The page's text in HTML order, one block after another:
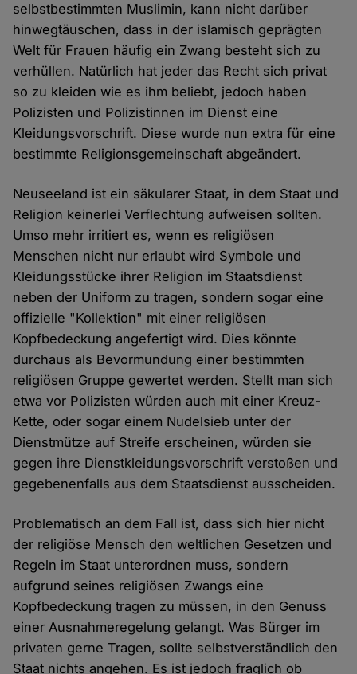
selbstbestimmten Muslimin, kann nicht darüber
hinwegtäuschen, dass in der islamisch geprägten
Welt für Frauen häufig ein Zwang besteht sich zu
verhüllen. Natürlich hat jeder das Recht sich privat
so zu kleiden wie es ihm beliebt, jedoch haben
Polizisten und Polizistinnen im Dienst eine
Kleidungsvorschrift. Diese wurde nun extra für eine
bestimmte Religionsgemeinschaft abgeändert.
Neuseeland ist ein säkularer Staat, in dem Staat und
Religion keinerlei Verflechtung aufweisen sollten.
Umso mehr irritiert es, wenn es religiösen
Menschen nicht nur erlaubt wird Symbole und
Kleidungsstücke ihrer Religion im Staatsdienst
neben der Uniform zu tragen, sondern sogar eine
offizielle "Kollektion" mit einer religiösen
Kopfbedeckung angefertigt wird. Dies könnte
durchaus als Bevormundung einer bestimmten
religiösen Gruppe gewertet werden. Stellt man sich
etwa vor Polizisten würden auch mit einer Kreuz-
Kette, oder sogar einem Nudelsieb unter der
Dienstmütze auf Streife erscheinen, würden sie
gegen ihre Dienstkleidungsvorschrift verstoßen und
gegebenenfalls aus dem Staatsdienst ausscheiden.
Problematisch an dem Fall ist, dass sich hier nicht
der religiöse Mensch den weltlichen Gesetzen und
Regeln im Staat unterordnen muss, sondern
aufgrund seines religiösen Zwangs eine
Kopfbedeckung tragen zu müssen, in den Genuss
einer Ausnahmeregelung gelangt. Was Bürger im
privaten gerne Tragen, sollte selbstverständlich den
Staat nichts angehen. Es ist jedoch fraglich ob